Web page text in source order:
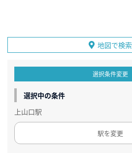
地図で検索
選択条件変更
選択中の条件
上山口駅
駅を変更